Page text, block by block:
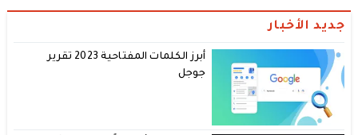
جديد الأخبار
أبرز الكلمات المفتاحية 2023 تقرير
جوجل